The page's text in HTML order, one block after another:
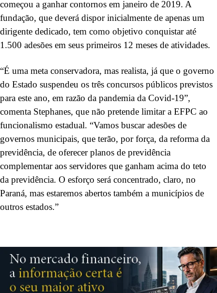
começou a ganhar contornos em janeiro de 2019. A
fundação, que deverá dispor inicialmente de apenas um
dirigente dedicado, tem como objetivo conquistar até
1.500 adesões em seus primeiros 12 meses de atividades.
“É uma meta conservadora, mas realista, já que o governo
do Estado suspendeu os três concursos públicos previstos
para este ano, em razão da pandemia da Covid-19”,
comenta Stephanes, que não pretende limitar a EFPC ao
funcionalismo estadual. “Vamos buscar adesões de
governos municipais, que terão, por força, da reforma da
previdência, de oferecer planos de previdência
complementar aos servidores que ganham acima do teto
da previdência. O esforço será concentrado, claro, no
Paraná, mas estaremos abertos também a municípios de
outros estados.”